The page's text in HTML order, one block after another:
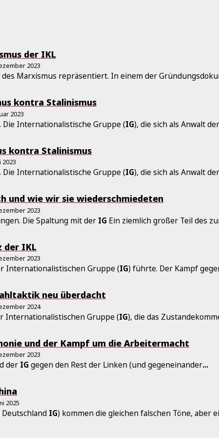
der IKL
2023
Marxismus repräsentiert. In einem der
kontra Stalinismus
2023
Internationalistische Gruppe (IG), die sich als Anwalt
kontra Stalinismus
2023
Internationalistische Gruppe (IG), die sich als Anwalt
und wie wir sie wiederschmiedeten
2023
Die Spaltung mit der IG Ein ziemlich großer Teil des
der IKL
2023
Internationalistischen Gruppe (IG) führte. Der Kampf
neu überdacht
2024
Internationalistischen Gruppe (IG), die das
und der Kampf um die Arbeitermacht
2023
der IG gegen den Rest der Linken (und gegeneinander...
2025
IG) kommen die gleichen falschen Töne, aber